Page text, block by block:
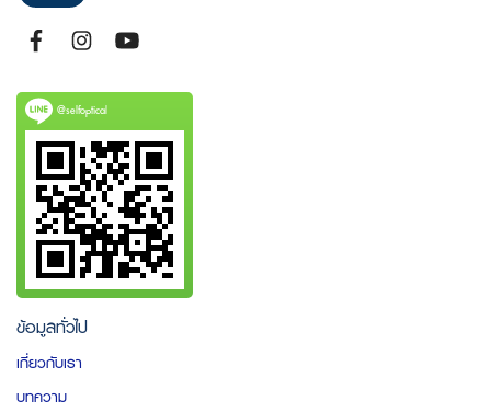
@selfoptical
ข้อมูลทั่วไป
เกี่ยวกับเรา
บทความ